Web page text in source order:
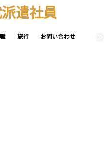
遣社員
旅行 お問い合わせ